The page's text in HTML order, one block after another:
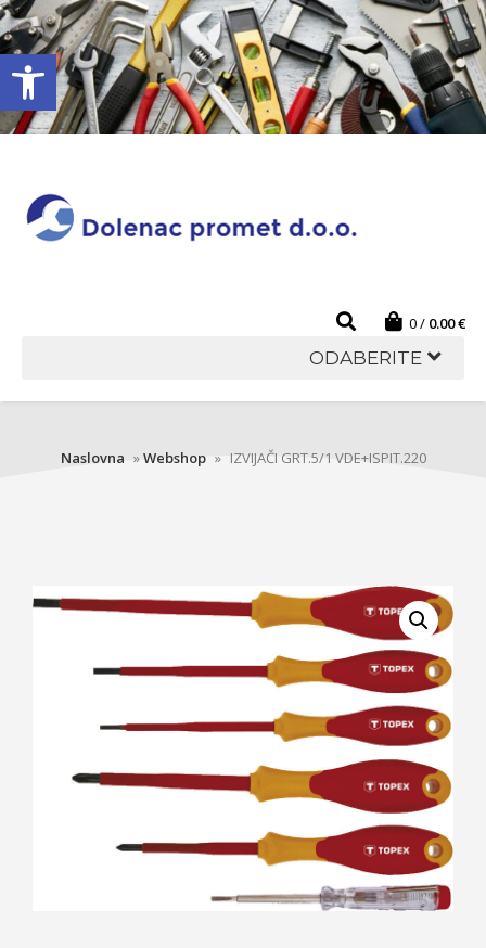
Open toolbar
0 0.00€
ODABERITE
Naslovna »Webshop » IZVIJAČI GRT.5/1 VDE+ISPIT.220